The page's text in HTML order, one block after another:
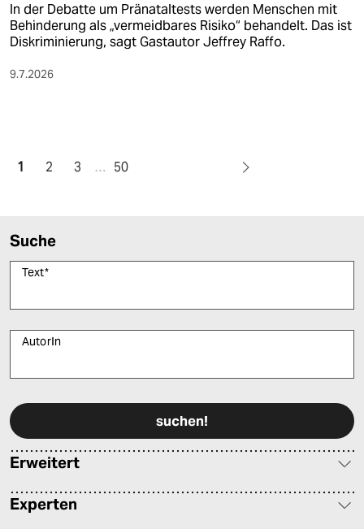
In der Debatte um Pränataltests werden Menschen mit
Behinderung als „vermeidbares Risiko“ behandelt. Das ist
Diskriminierung, sagt Gastautor Jeffrey Raffo.
9.7.2026
1 2 3 … 50
Suche
Text*
AutorIn
Erweitert
Experten